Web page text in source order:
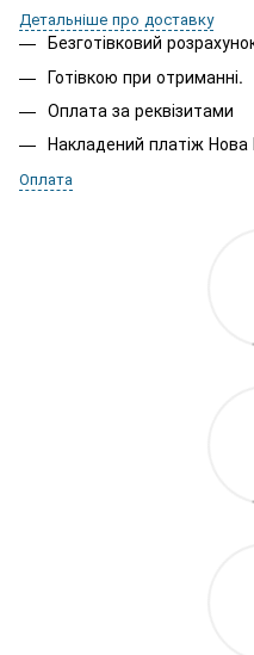
Детальніше про доставку
Безготівковий
Готівкою при отриманні.
Оплата за реквізитами
Накладений платіж
Оплата